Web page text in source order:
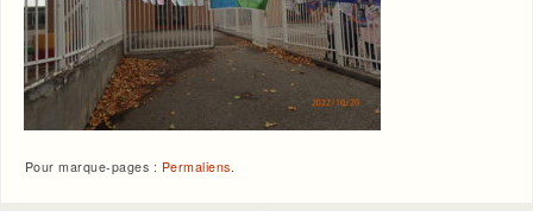
Pour marque-pages : Permaliens.